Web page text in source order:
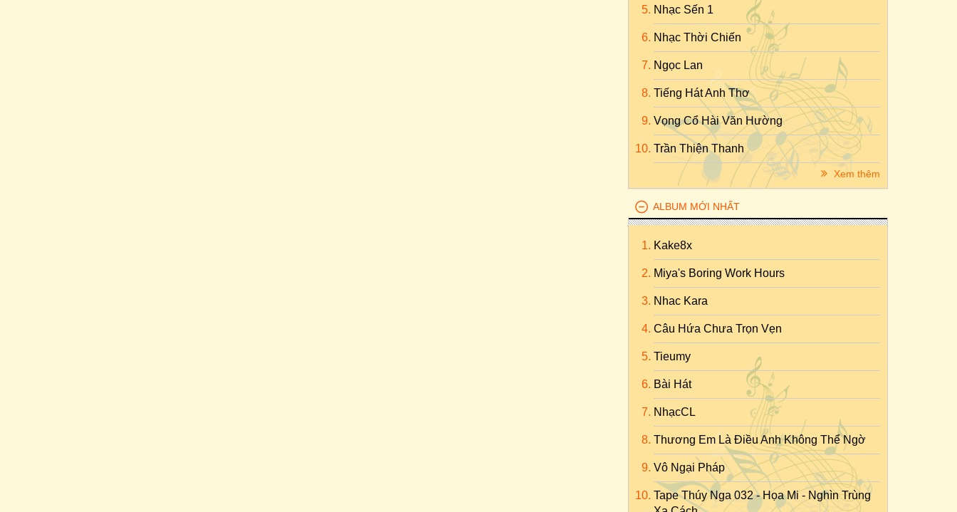
Nhạc Sến 1
Nhạc Thời Chiến
Ngọc Lan
Tiếng Hát Anh Thơ
Vọng Cổ Hài Văn Hường
Trần Thiện Thanh
Xem thêm
ALBUM MỚI NHẤT
Kake8x
Miya's Boring Work Hours
Nhac Kara
Câu Hứa Chưa Trọn Vẹn
Tieumy
Bài Hát
NhạcCL
Thương Em Là Điều Anh Không Thể Ngờ
Vô Ngại Pháp
Tape Thúy Nga 032 - Họa Mi - Nghìn Trùng